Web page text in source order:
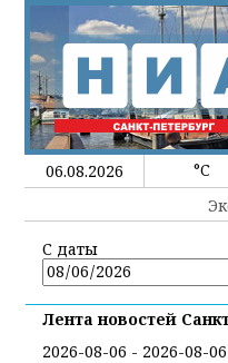
06.08.2026 °C
С даты
Лента новостей
2026-08-06 - 2026-08-06